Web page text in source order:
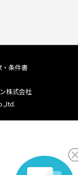
・条件書
株式会社